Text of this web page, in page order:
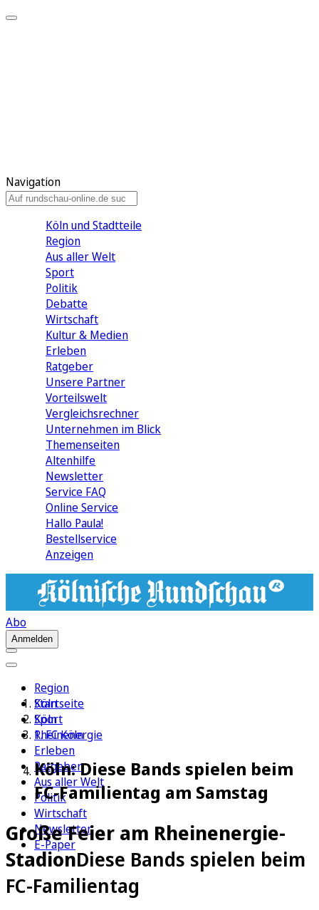
Navigation
Köln und Stadtteile
Region
Aus aller Welt
Sport
Politik
Debatte
Wirtschaft
Kultur & Medien
Erleben
Ratgeber
Unsere Partner
Vorteilswelt
Vergleichsrechner
Unternehmen im Blick
Themenseiten
Altenhilfe
Newsletter
Service FAQ
Online Service
Hallo Paula!
Bestellservice
Anzeigen
Abo
Anmelden
Region
Köln
Sport
1. FC Köln
Erleben
Ratgeber
Aus aller Welt
Politik
Wirtschaft
Newsletter
E-Paper
Startseite
Köln
Rheinenergie
Köln: Diese Bands spielen beim
FC-Familientag am Samstag
Große Feier am Rheinenergie-
StadionDiese Bands spielen beim
FC-Familientag